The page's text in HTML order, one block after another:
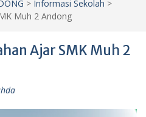
> Informasi Sekolah >
Muh 2 Andong
Ajar SMK Muh 2